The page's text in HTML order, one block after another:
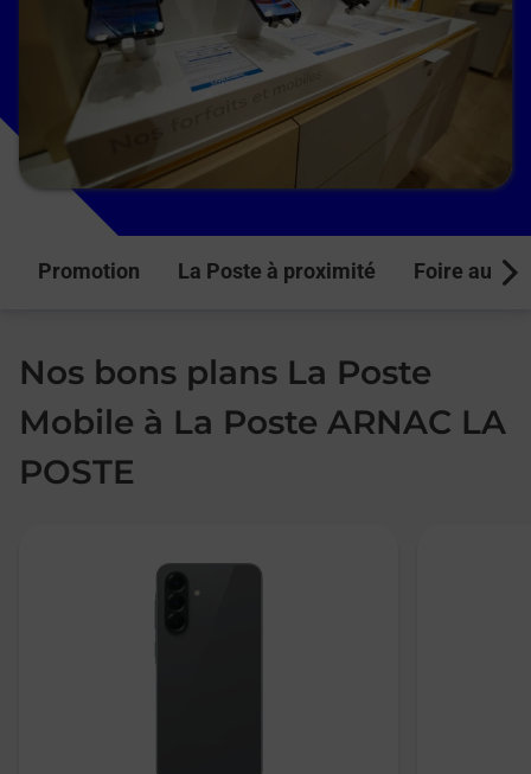
Promotion La Poste à proximité Foire aux
Nos bons plans La Poste
Mobile à La Poste ARNAC LA
POSTE